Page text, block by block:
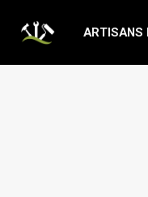
ARTISANS